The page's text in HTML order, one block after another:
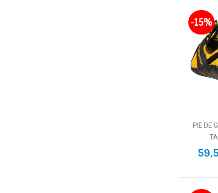
-15%
PIE DE